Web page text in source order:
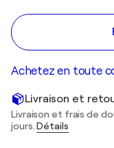
Achetez en toute
Livraison et
Livraison et frais de
jours.Détails